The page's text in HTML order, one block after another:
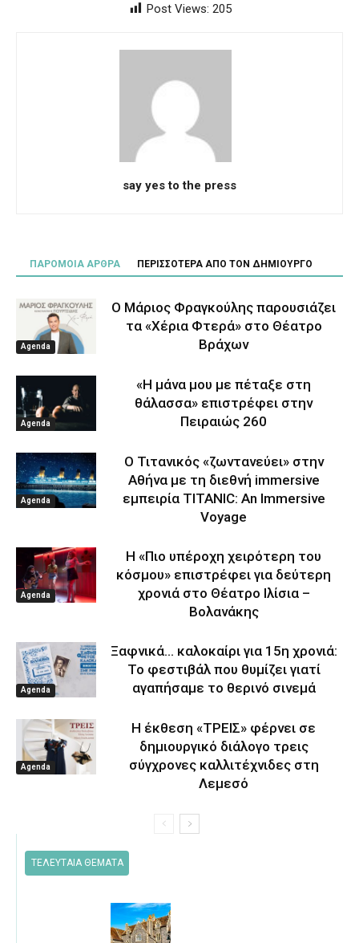
Post Views: 205
say yes to the press
ΠΑΡΟΜΟΙΑ ΑΡΘΡΑ ΠΕΡΙΣΣΟΤΕΡΑ ΑΠΟ ΤΟΝ ΔΗΜΙΟΥΡΓΟ
Agenda
Ο Μάριος Φραγκούλης παρουσιάζει
τα «Χέρια Φτερά» στο Θέατρο
Βράχων
Agenda
«Η μάνα μου με πέταξε στη
θάλασσα» επιστρέφει στην
Πειραιώς 260
Agenda
Ο Τιτανικός «ζωντανεύει» στην
Αθήνα με τη διεθνή immersive
εμπειρία TITANIC: An Immersive
Voyage
Agenda
Η «Πιο υπέροχη χειρότερη του
κόσμου» επιστρέφει για δεύτερη
χρονιά στο Θέατρο Ιλίσια –
Βολανάκης
Agenda
Ξαφνικά… καλοκαίρι για 15η χρονιά:
Το φεστιβάλ που θυμίζει γιατί
αγαπήσαμε το θερινό σινεμά
Agenda
Η έκθεση «ΤΡΕΙΣ» φέρνει σε
δημιουργικό διάλογο τρεις
σύγχρονες καλλιτέχνιδες στη
Λεμεσό
ΤΕΛΕΥΤΑΙΑ ΘΕΜΑΤΑ